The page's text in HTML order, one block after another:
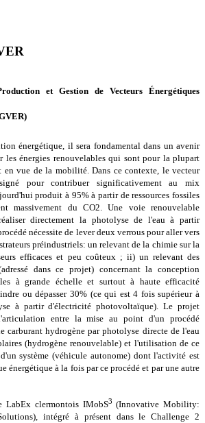
et Gestion de Vecteurs Énergétiques
énergétique, il sera fondamental dans un avenir
les énergies renouvelables qui sont pour la plupart
en vue de la mobilité. Dans ce contexte, le vecteur
pour contribuer significativement au mix
produit à 95% à partir de ressources fossiles
massivement du CO2. Une voie renouvelable
directement la photolyse de l'eau à partir
nécessite de lever deux verrous pour aller vers
préindustriels: un relevant de la chimie sur la
efficaces et peu coûteux ; ii) un relevant des
dans ce projet) concernant la conception
à grande échelle et surtout à haute efficacité
ou dépasser 30% (ce qui est 4 fois supérieur à
à partir d'électricité photovoltaïque). Le projet
entre la mise au point d'un procédé
carburant hydrogène par photolyse directe de l'eau
(hydrogène renouvelable) et l'utilisation de ce
système (véhicule autonome) dont l'activité est
énergétique à la fois par ce procédé et par une autre
LabEx clermontois IMobS3 (Innovative Mobility:
intégré à présent dans le Challenge 2